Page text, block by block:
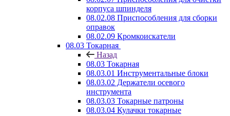
корпуса шпинделя
08.02.08 Приспособления для сборки
оправок
08.02.09 Кромкоискатели
08.03 Токарная
Назад
08.03 Токарная
08.03.01 Инструментальные блоки
08.03.02 Держатели осевого
инструмента
08.03.03 Токарные патроны
08.03.04 Кулачки токарные